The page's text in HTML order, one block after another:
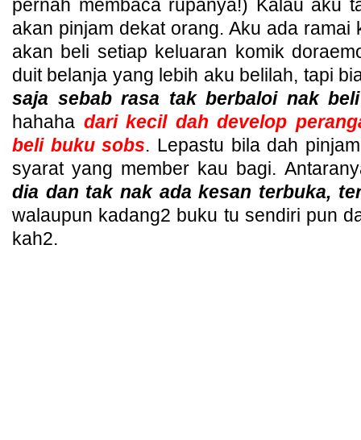
pernah membaca rupanya!) Kalau aku
akan pinjam dekat orang. Aku ada ramai
akan beli setiap keluaran komik
duit belanja yang lebih aku belilah, tapi
saja sebab rasa tak berbaloi nak
hahaha dari kecil dah develop
beli buku sobs. Lepastu bila dah
syarat yang member kau bagi.
dia dan tak nak ada kesan terbuka,
walaupun kadang2 buku tu sendiri pun
kah2.